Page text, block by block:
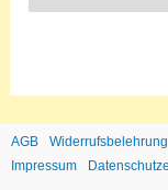
AGB
Widerrufsbelehrung
Impressum